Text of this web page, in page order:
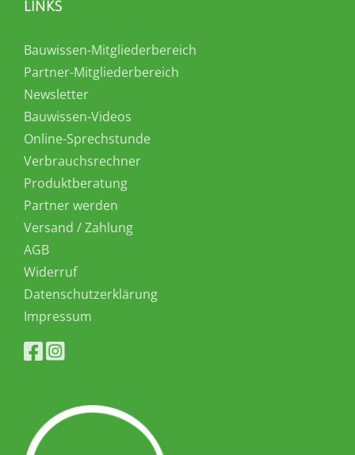
LINKS
Bauwissen-Mitgliederbereich
Partner-Mitgliederbereich
Newsletter
Bauwissen-Videos
Online-Sprechstunde
Verbrauchsrechner
Produktberatung
Partner werden
Versand / Zahlung
AGB
Widerruf
Datenschutzerklärung
Impressum